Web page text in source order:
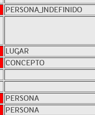
PERSONA_INDEFINIDO
LUGAR
CONCEPTO
PERSONA
PERSONA